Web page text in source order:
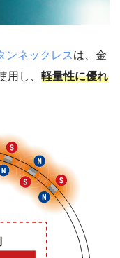
ンネックレス は、金
用し、 軽量性に優れ